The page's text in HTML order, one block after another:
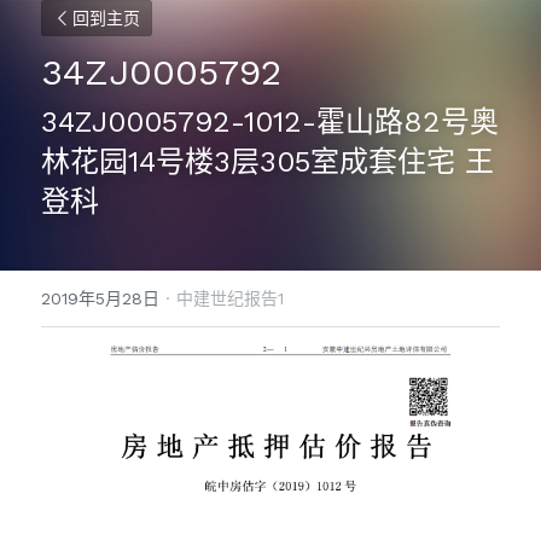
回到主页
34ZJ0005792
34ZJ0005792-1012-霍山路82号奥
林花园14号楼3层305室成套住宅 王
登科
2019年5月28日 · 中建世纪报告1